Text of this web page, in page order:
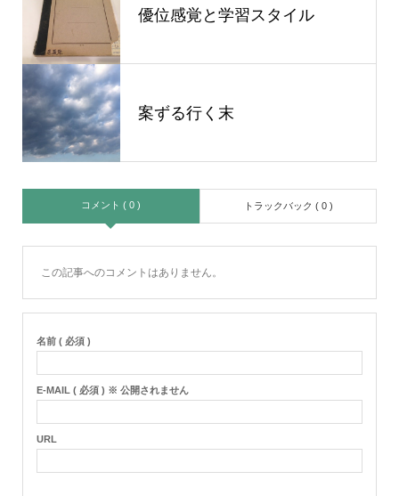
優位感覚と学習スタイル
案ずる行く末
コメント ( 0 ) トラックバック ( 0 )
この記事へのコメントはありません。
名前 ( 必須 )
E-MAIL ( 必須 ) ※ 公開されません
URL